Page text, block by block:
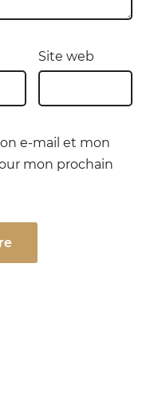
Site web
e-mail et mon
mon prochain